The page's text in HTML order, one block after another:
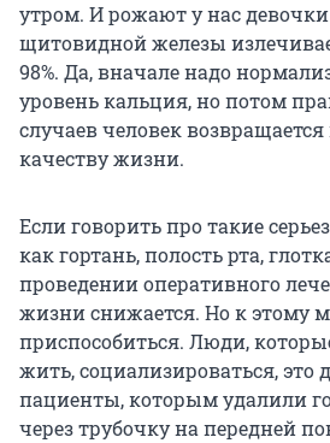
утром. И рожают у нас девочки
щитовидной железы
98%. Да, вначале надо
уровень кальция, но потом
случаев человек
качеству жизни.
Если говорить про такие
как гортань, полость рта,
проведении оперативного
жизни снижается. Но к этому
приспособиться. Люди,
жить, социализироваться, это
пациенты, которым удалили
через трубочку на передней